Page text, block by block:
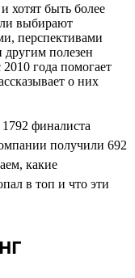
хотят быть более
выбирают
перспективами
полезен
года помогает
о них
финалиста
получили 692
какие
в топ и что эти